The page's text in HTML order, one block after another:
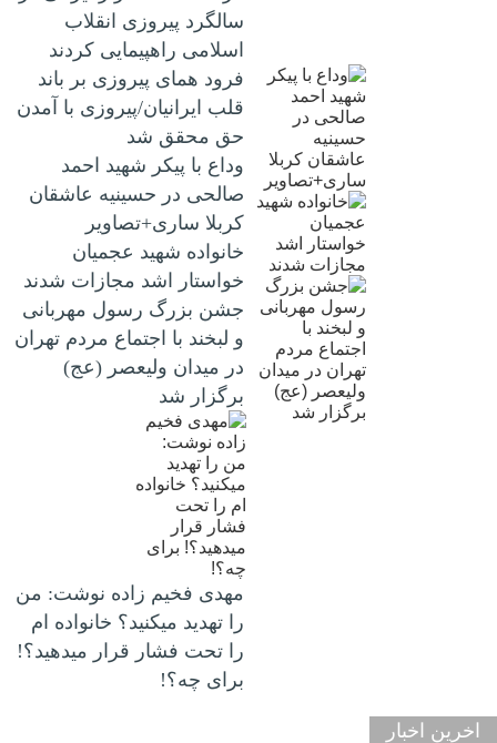
سالگرد پیروزی انقلاب
اسلامی راهپیمایی کردند
فرود همای پیروزی بر باند
قلب ایرانیان/پیروزی با آمدن
حق محقق شد
وداع با پیکر شهید احمد
صالحی‌ در حسینیه عاشقان
کربلا ساری+تصاویر
خانواده شهید عجمیان
خواستار اشد مجازات شدند
جشن بزرگ رسول مهربانی
و لبخند با اجتماع مردم تهران
در میدان ولیعصر (عج)
برگزار شد
مهدی فخیم زاده نوشت: من
را تهدید میکنید؟ خانواده ام
را‌ تحت فشار قرار میدهید؟!
برای چه؟!
اخرین اخبار